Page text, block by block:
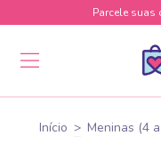
Parcele suas
Início > Meninas (4